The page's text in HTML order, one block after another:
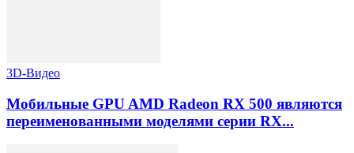
3D-Видео
Мобильные GPU AMD Radeon RX 500 являются
переименованными моделями серии RX...